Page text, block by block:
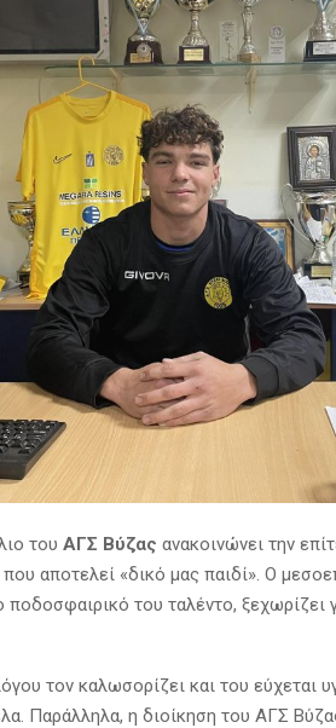
του ΑΓΣ Βύζας ανακοινώνει την
αποτελεί «δικό μας παιδί». Ο
του ταλέντο, ξεχωρίζει
τον καλωσορίζει και του εύχεται
Παράλληλα, η διοίκηση του ΑΓΣ